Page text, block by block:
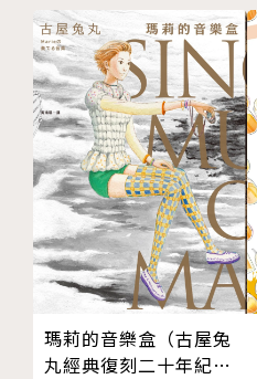
瑪莉的音樂盒（古屋兔
丸經典復刻二十年紀念